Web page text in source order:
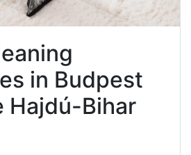
in Budpest
Hajdú-Bihar